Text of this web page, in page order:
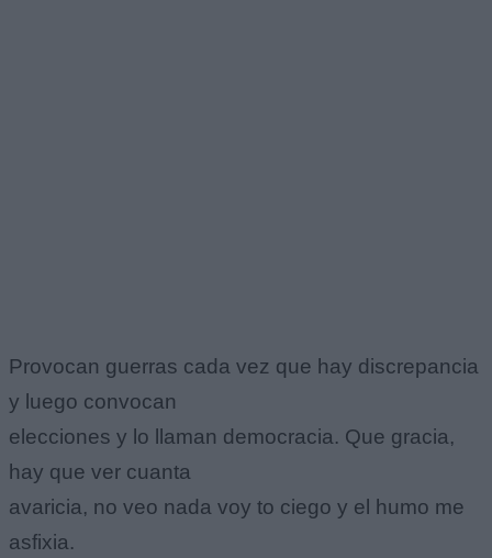
Provocan guerras cada vez que hay discrepancia
y luego convocan
elecciones y lo llaman democracia. Que gracia,
hay que ver cuanta
avaricia, no veo nada voy to ciego y el humo me
asfixia.